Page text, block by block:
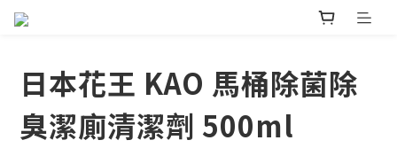
日本花王 KAO 馬桶除菌除
臭潔廁清潔劑 500ml